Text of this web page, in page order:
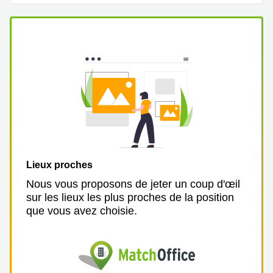
Salle
Business
Lausanne
Avenue
8A
Esplanade
de Pont-
Rouge 4
Lieux proches
Nous vous proposons de jeter un coup d'œil
sur les lieux les plus proches de la position
que vous avez choisie.